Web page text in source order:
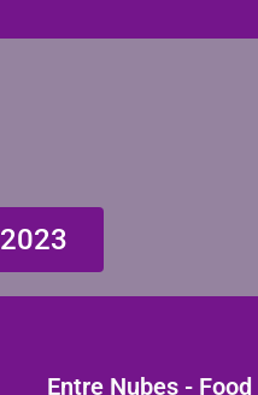
2023
Entre Nubes - Food